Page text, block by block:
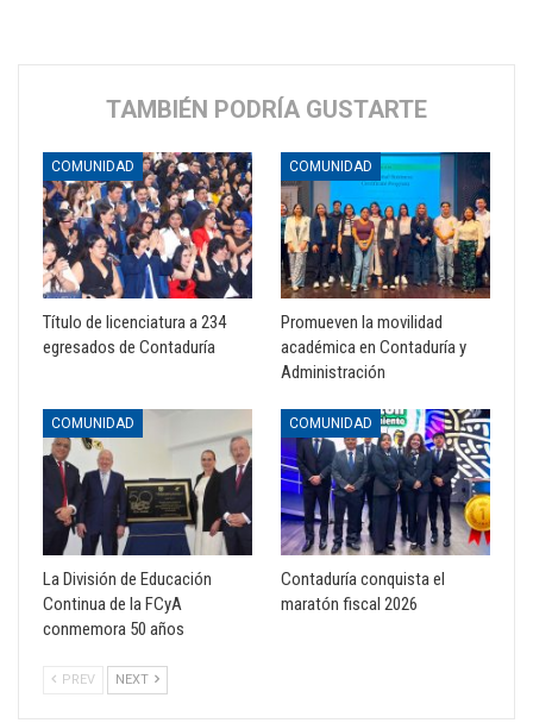
TAMBIÉN PODRÍA GUSTARTE
COMUNIDAD
Título de licenciatura a 234
egresados de Contaduría
COMUNIDAD
Promueven la movilidad
académica en Contaduría y
Administración
COMUNIDAD
La División de Educación
Continua de la FCyA
conmemora 50 años
COMUNIDAD
Contaduría conquista el
maratón fiscal 2026
PREV NEXT